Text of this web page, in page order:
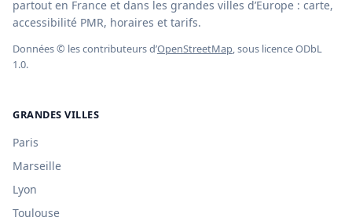
partout en France et dans les grandes villes d’Europe : carte,
accessibilité PMR, horaires et tarifs.
Données © les contributeurs d’OpenStreetMap, sous licence ODbL
1.0.
GRANDES VILLES
Paris
Marseille
Lyon
Toulouse